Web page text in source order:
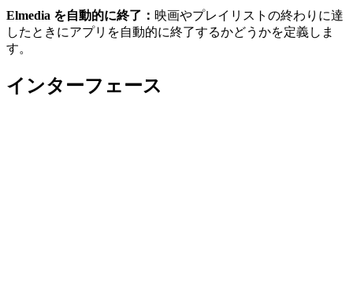
Elmedia を自動的に終了： 映画やプレイリストの終わりに達
したときにアプリを自動的に終了するかどうかを定義しま
す。
インターフェース